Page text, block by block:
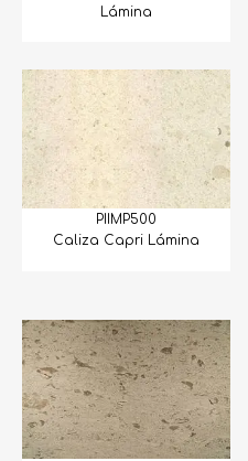
Tapetes y Cenefas
Varios
Lámina
PIIMP500
Caliza Capri Lámina